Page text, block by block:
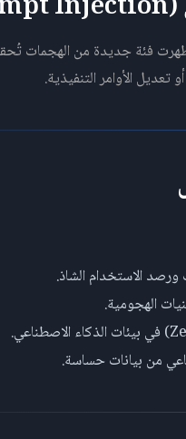
فئة جديدة من الهجمات
الأوامر التنفيذية.
الاستخدام الشاذ.
من بيانات حساسة.